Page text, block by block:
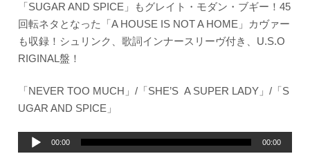
「SUGAR AND SPICE」もグレイト・モダン・ブギー！45
回転ネタとなった「A HOUSE IS NOT A HOME」カヴァー
も収録！シュリンク、歌詞インナースリーヴ付き、U.S.O
RIGINAL盤！
「NEVER TOO MUCH」/「SHE’S A SUPER LADY」/「S
UGAR AND SPICE」
00:00 00:00